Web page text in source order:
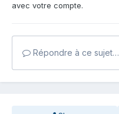
avec votre compte.
Répondre à ce sujet…